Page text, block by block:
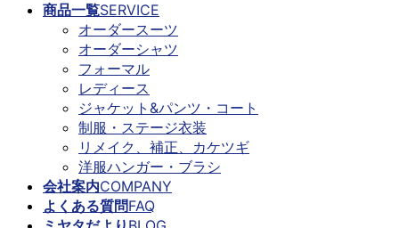
商品一覧SERVICE
オーダースーツ
オーダーシャツ
フォーマル
レディース
ジャケット&パンツ・コート
制服・ステージ衣装
リメイク、補正、カケツギ
洋服ハンガー・ブラシ
会社案内COMPANY
よくある質問FAQ